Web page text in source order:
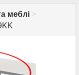
меблі >